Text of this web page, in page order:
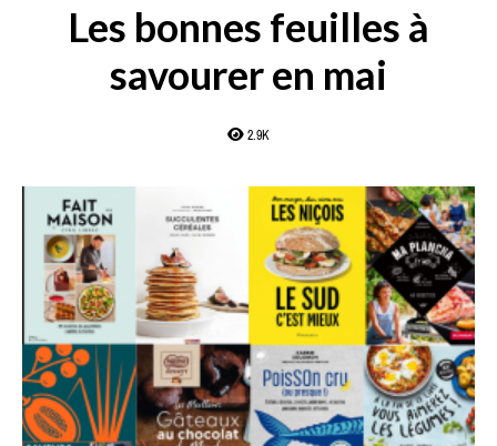
Les bonnes feuilles à
savourer en mai
2.9K